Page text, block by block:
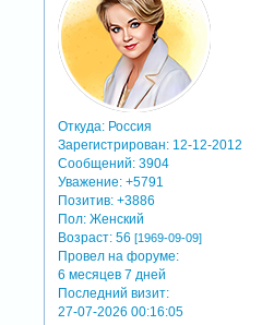
Откуда: Россия
Зарегистрирован: 12-12-2012
Сообщений: 3904
Уважение: +5791
Позитив: +3886
Пол: Женский
Возраст: 56[1969-09-09]
Провел на форуме:
6 месяцев 7 дней
Последний визит:
27-07-2026 00:16:05